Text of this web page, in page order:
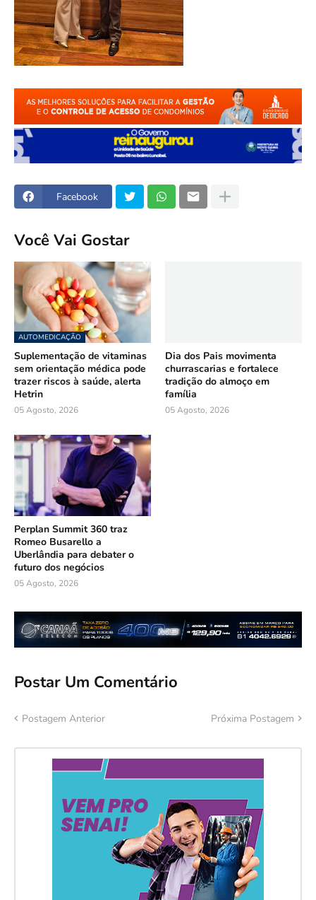
Facebook
Você Vai Gostar
AUTOMEDICAÇÃO
Suplementação de vitaminas
sem orientação médica pode
trazer riscos à saúde, alerta
Hetrin
05 Agosto, 2026
Dia dos Pais movimenta
churrascarias e fortalece
tradição do almoço em
família
05 Agosto, 2026
Perplan Summit 360 traz
Romeo Busarello a
Uberlândia para debater o
futuro dos negócios
05 Agosto, 2026
Postar Um Comentário
Postagem Anterior Próxima Postagem